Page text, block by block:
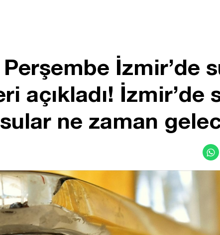
İzmir’de
açıkladı! İzmir’de
ne zaman